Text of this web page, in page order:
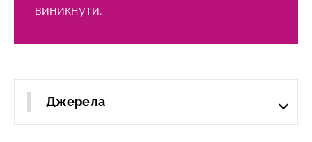
виникнути.
Джерела